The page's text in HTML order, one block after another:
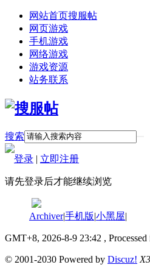
网站首页搜服帖
网页游戏
手机游戏
网络游戏
游戏资源
站务联系
搜索
登录 | 立即注册
请先登录后才能继续浏览
Archiver|手机版|小黑屋|
GMT+8, 2026-8-9 23:42 ,
© 2001-2030 Powered by Discuz!